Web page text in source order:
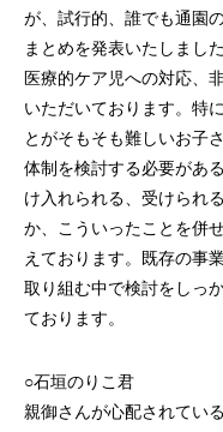
が、試行的、誰でも通園
まとめを発表いたしまし
医療的ケア児への対応、
いただいております。特
とがそもそも難しいお子
体制を検討する必要があ
け入れられる、受けられ
か、こういったことを併
えております。既存の事
取り組む中で検討をしっ
ております。
○石垣のりこ君
親御さんが心配されてい